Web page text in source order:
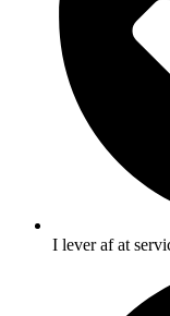
I lever af at